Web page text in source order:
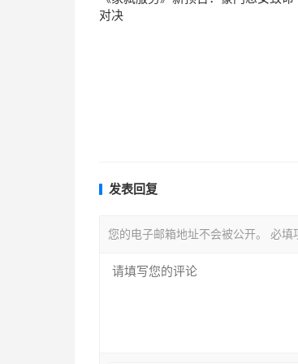
对决
发表回复
您的电子邮箱地址不会被公开。 必填